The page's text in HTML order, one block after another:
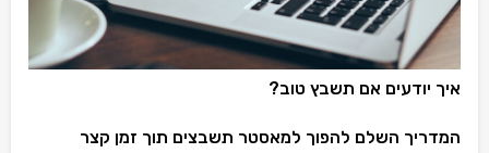
איך יודעים אם תשבץ טוב?
המדריך השלם להפוך למאסטר תשבצים תוך זמן קצר